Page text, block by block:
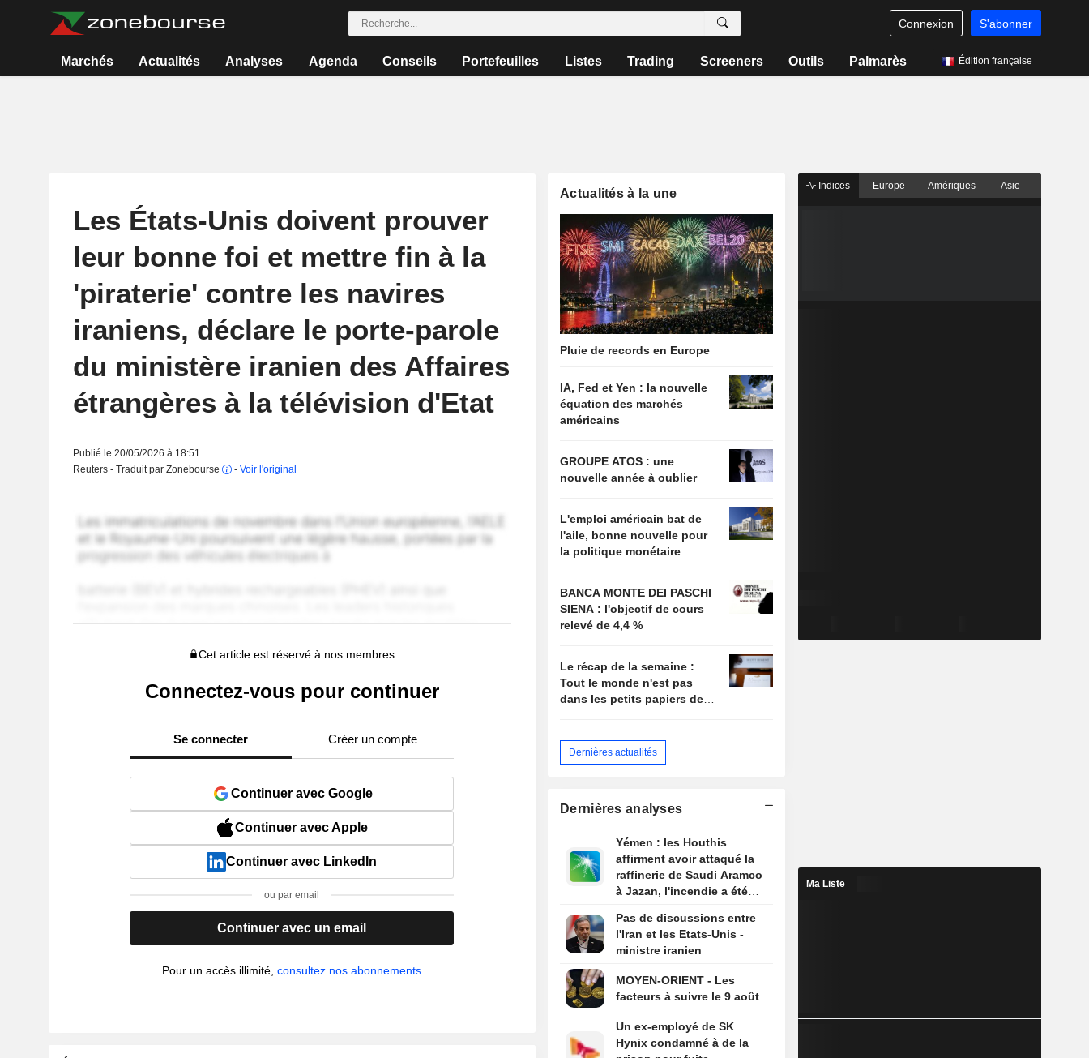
Connexion S'abonner
Marchés Actualités Analyses Agenda Conseils Portefeuilles Listes Trading Screeners Outils Palmarès Édition française
Les États-Unis doivent prouver
leur bonne foi et mettre fin à la
'piraterie' contre les navires
iraniens, déclare le porte-parole
du ministère iranien des Affaires
étrangères à la télévision d'Etat
Publié le 20/05/2026 à 18:51
Reuters - Traduit par Zonebourse
- Voir l'original
Cet article est réservé à nos membres
Connectez-vous pour continuer
Se connecter Créer un compte
Continuer avec Google
Continuer avec Apple
Continuer avec LinkedIn
ou par email
Continuer avec un email
Pour un accès illimité,consultez nos abonnements
Actualités à la une
Pluie de records en Europe
IA, Fed et Yen : la nouvelle
équation des marchés
américains
GROUPE ATOS : une
nouvelle année à oublier
L'emploi américain bat de
l'aile, bonne nouvelle pour
la politique monétaire
BANCA MONTE DEI PASCHI
SIENA : l'objectif de cours
relevé de 4,4 %
Le récap de la semaine :
Tout le monde n'est pas
dans les petits papiers de
Dernières actualités
Dernières analyses
Yémen : les Houthis
affirment avoir attaqué la
raffinerie de Saudi Aramco
à Jazan, l'incendie a été
Pas de discussions entre
l'Iran et les Etats-Unis -
ministre iranien
MOYEN-ORIENT - Les
facteurs à suivre le 9 août
Un ex-employé de SK
Hynix condamné à de la
Indices Europe Amériques Asie
Ma Liste